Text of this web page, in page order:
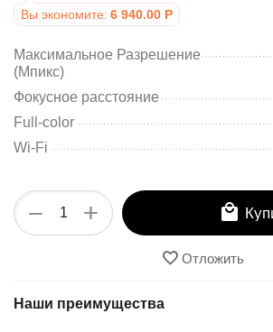
Вы экономите: 6 940.00 Р
Максимальное Разрешение
(Mпикс)
Фокусное расстояние
Full-color
Wi-Fi
+
−
Отложить
Наши преимущества